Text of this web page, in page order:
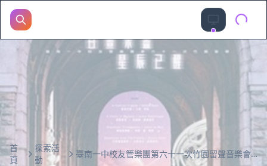
首
頁
探索活
動
臺南一中校友管樂團第六十一次竹園留聲音樂會《白晝未盡，星辰已醒》 The 61st Concert of Tainan Alumni Band “”